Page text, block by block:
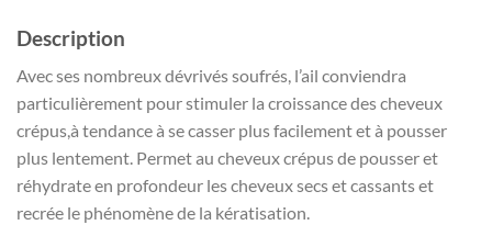
Description
Avec ses nombreux dévrivés soufrés, l’ail conviendra
particulièrement pour stimuler la croissance des cheveux
crépus,à tendance à se casser plus facilement et à pousser
plus lentement. Permet au cheveux crépus de pousser et
réhydrate en profondeur les cheveux secs et cassants et
recrée le phénomène de la kératisation.